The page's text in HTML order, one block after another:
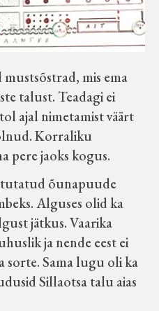
mis ema
talust. Teadagi ei
ajal nimetamist väärt
Korraliku
pere jaoks kogus.
õunapuude
Alguses olid ka
jätkus. Vaarika
ja nende eest ei
Sama lugu oli ka
Sillaotsa talu aias